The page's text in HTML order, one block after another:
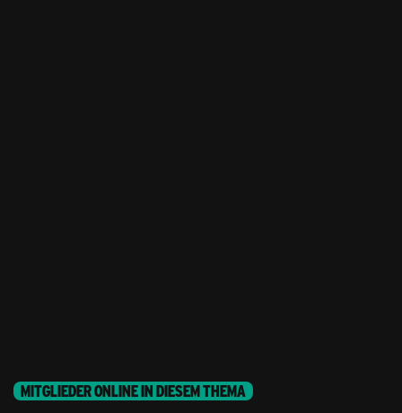
MITGLIEDER ONLINE IN DIESEM THEMA